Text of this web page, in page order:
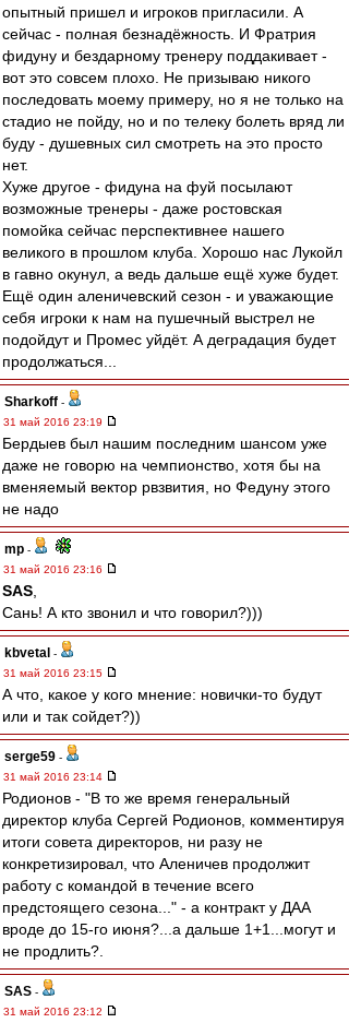
опытный пришел и игроков пригласили. А
сейчас - полная безнадёжность. И Фратрия
фидуну и бездарному тренеру поддакивает -
вот это совсем плохо. Не призываю никого
последовать моему примеру, но я не только на
стадио не пойду, но и по телеку болеть вряд ли
буду - душевных сил смотреть на это просто
нет.
Хуже другое - фидуна на фуй посылают
возможные тренеры - даже ростовская
помойка сейчас перспективнее нашего
великого в прошлом клуба. Хорошо нас Лукойл
в гавно окунул, а ведь дальше ещё хуже будет.
Ещё один аленичевский сезон - и уважающие
себя игроки к нам на пушечный выстрел не
подойдут и Промес уйдёт. А деградация будет
продолжаться...
Sharkoff -
31 май 2016 23:19
Бердыев был нашим последним шансом уже
даже не говорю на чемпионство, хотя бы на
вменяемый вектор рвзвития, но Федуну этого
не надо
mp -
31 май 2016 23:16
SAS
Сань! А кто звонил и что говорил?)))
kbvetal -
31 май 2016 23:15
А что, какое у кого мнение: новички-то будут
или и так сойдет?))
serge59 -
31 май 2016 23:14
Родионов - "В то же время генеральный
директор клуба Сергей Родионов, комментируя
итоги совета директоров, ни разу не
конкретизировал, что Аленичев продолжит
работу с командой в течение всего
предстоящего сезона..." - а контракт у ДАА
вроде до 15-го июня?...а дальше 1+1...могут и
не продлить?.
SAS -
31 май 2016 23:12